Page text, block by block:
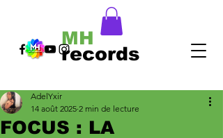
records
MH
FOCUS : LA
AdelYxir
14 août 2025 2 min de lecture